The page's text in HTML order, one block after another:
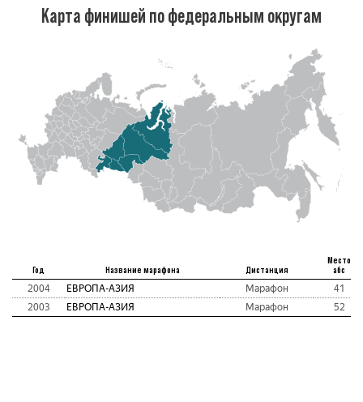
Карта финишей по федеральным округам
Год Название марафона Дистанция
Место
абс
2004 ЕВРОПА-АЗИЯ Марафон
41
2003
ЕВРОПА-АЗИЯ Марафон 52